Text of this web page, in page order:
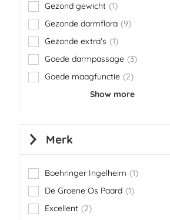
Gezond gewicht 1
item
Gezonde darmflora
9
items
Gezonde extra's
1
item
Goede darmpassage
3
items
Goede maagfunctie
2
items
Show more
Merk
Boehringer Ingelheim 1
item
De Groene Os Paard 1
item
Excellent
2
items